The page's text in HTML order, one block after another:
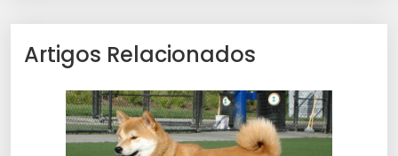
Artigos Relacionados